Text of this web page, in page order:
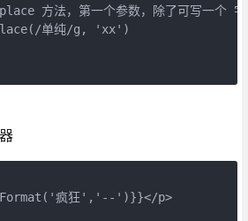
方法，第一个参数，除了可写一个 字
单纯/g, 'xx')
疯狂','--')}}</p>